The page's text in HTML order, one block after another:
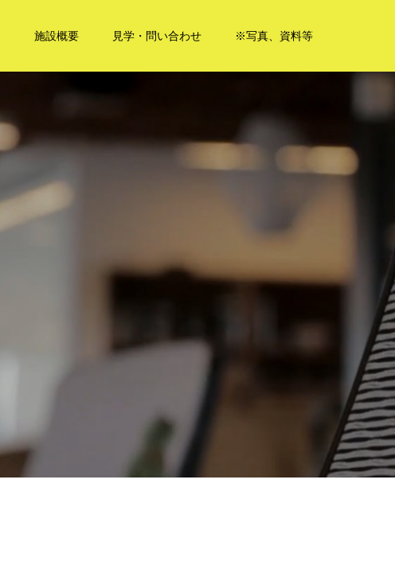
施設概要 見学・問い合わせ ※写真、資料等